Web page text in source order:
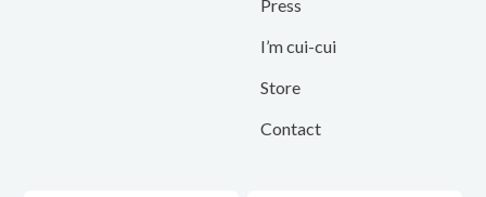
Press
I’m cui-cui
Store
Contact